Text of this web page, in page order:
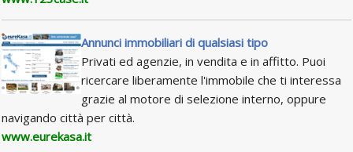
Annunci immobiliari di qualsiasi tipo
Privati ed agenzie, in vendita e in affitto. Puoi
ricercare liberamente l'immobile che ti interessa
grazie al motore di selezione interno, oppure
navigando città per città.
www.eurekasa.it